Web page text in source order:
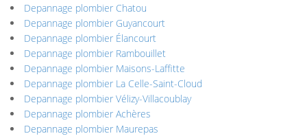
Depannage plombier Chatou
Depannage plombier Guyancourt
Depannage plombier Élancourt
Depannage plombier Rambouillet
Depannage plombier Maisons-Laffitte
Depannage plombier La Celle-Saint-Cloud
Depannage plombier Vélizy-Villacoublay
Depannage plombier Achères
Depannage plombier Maurepas